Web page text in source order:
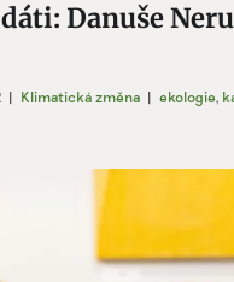
Danuše
| Klimatická změna | ekologie,